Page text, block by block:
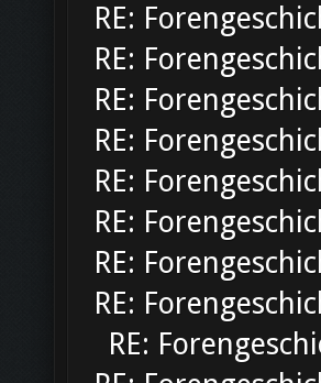
RE:
RE:
RE:
RE:
RE:
RE:
RE:
RE:
RE: